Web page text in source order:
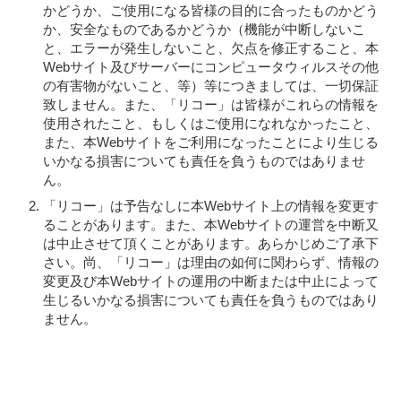
かどうか、ご使用になる皆様の目的に合ったものかどう
か、安全なものであるかどうか（機能が中断しないこ
と、エラーが発生しないこと、欠点を修正すること、本
Webサイト及びサーバーにコンピュータウィルスその他
の有害物がないこと、等）等につきましては、一切保証
致しません。また、「リコー」は皆様がこれらの情報を
使用されたこと、もしくはご使用になれなかったこと、
また、本Webサイトをご利用になったことにより生じる
いかなる損害についても責任を負うものではありませ
ん。
「リコー」は予告なしに本Webサイト上の情報を変更す
ることがあります。また、本Webサイトの運営を中断又
は中止させて頂くことがあります。あらかじめご了承下
さい。尚、「リコー」は理由の如何に関わらず、情報の
変更及び本Webサイトの運用の中断または中止によって
生じるいかなる損害についても責任を負うものではあり
ません。